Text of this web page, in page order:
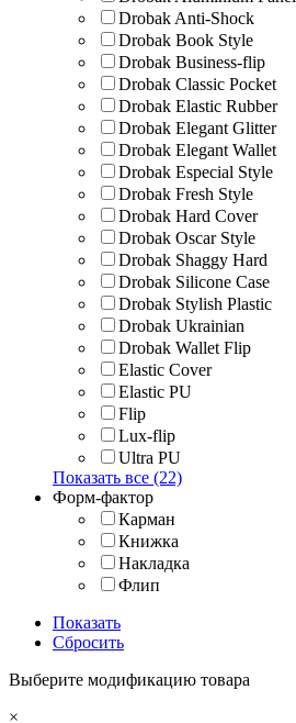
Drobak Anti-Shock
Drobak Book Style
Drobak Business-flip
Drobak Classic Pocket
Drobak Elastic Rubber
Drobak Elegant Glitter
Drobak Elegant Wallet
Drobak Especial Style
Drobak Fresh Style
Drobak Hard Cover
Drobak Oscar Style
Drobak Shaggy Hard
Drobak Silicone Case
Drobak Stylish Plastic
Drobak Ukrainian
Drobak Wallet Flip
Elastic Cover
Elastic PU
Flip
Lux-flip
Ultra PU
Показать все (22)
Форм-фактор
Карман
Книжка
Накладка
Флип
Показать
Сбросить
Выберите модификацию товара
×